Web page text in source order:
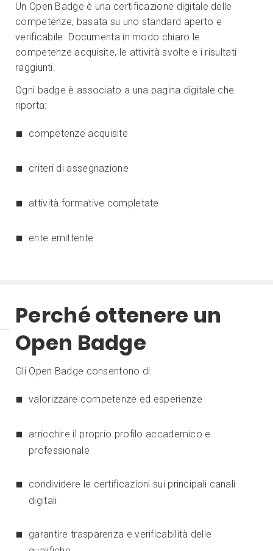
Un Open Badge è una certificazione digitale delle
competenze, basata su uno standard aperto e
verificabile. Documenta in modo chiaro le
competenze acquisite, le attività svolte e i risultati
raggiunti.
Ogni badge è associato a una pagina digitale che
riporta:
competenze acquisite
criteri di assegnazione
attività formative completate
ente emittente
Perché ottenere un
Open Badge
Gli Open Badge consentono di:
valorizzare competenze ed esperienze
arricchire il proprio profilo accademico e
professionale
condividere le certificazioni sui principali canali
digitali
garantire trasparenza e verificabilità delle